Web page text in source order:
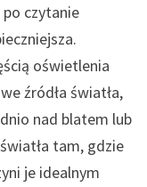
czytanie
oświetlenia
źródła światła,
nad blatem lub
tam, gdzie
je idealnym